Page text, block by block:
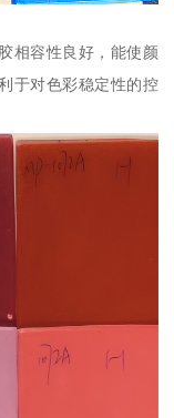
相容性良好，能使颜
于对色彩稳定性的控